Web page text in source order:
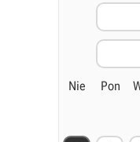
Nie Pon